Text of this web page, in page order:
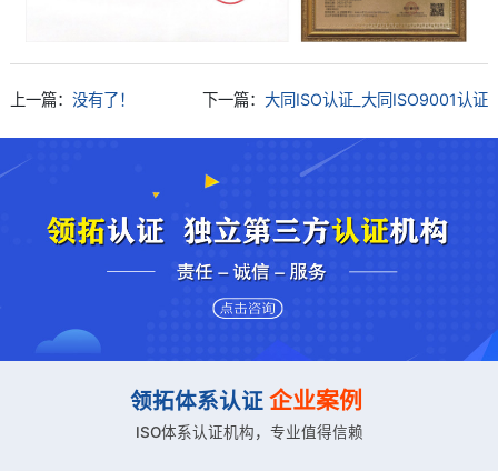
上一篇： 没有了！ 下一篇： 大同ISO认证_大同ISO9001认证
领拓体系认证 企业案例
ISO体系认证机构，专业值得信赖